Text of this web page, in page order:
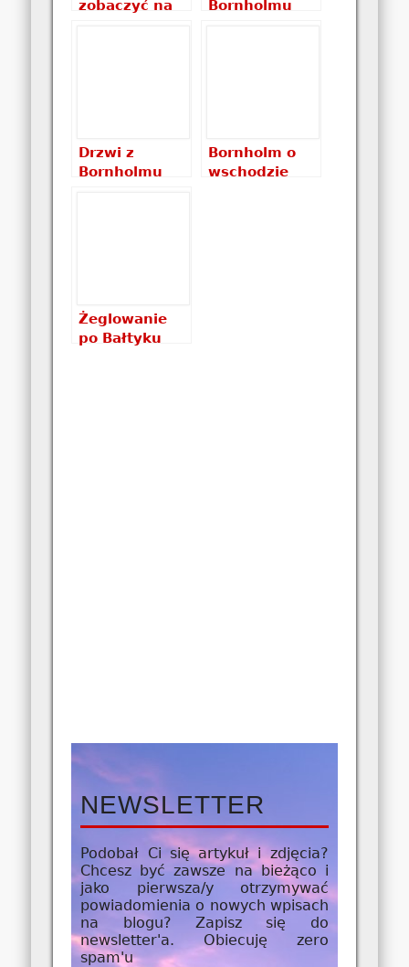
zobaczyć na
Bornholmu
Drzwi z
Bornholmu
Bornholm o
wschodzie
Żeglowanie
po Bałtyku
NEWSLETTER
Podobał Ci się artykuł i zdjęcia?
Chcesz być zawsze na bieżąco i
jako pierwsza/yotrzymywać
powiadomienia o nowych wpisach
na blogu? Zapisz się do
newsletter'a. Obiecuję zero
spam'u